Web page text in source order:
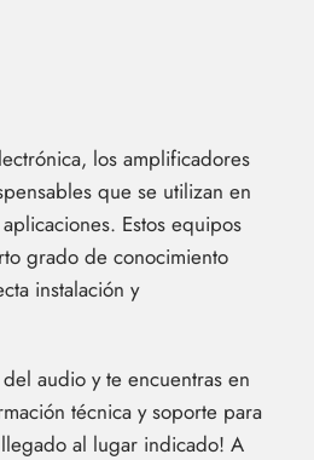
los amplificadores
que se utilizan en
Estos equipos
grado de conocimiento
instalación y
audio y te encuentras en
técnica y soporte para
al lugar indicado! A